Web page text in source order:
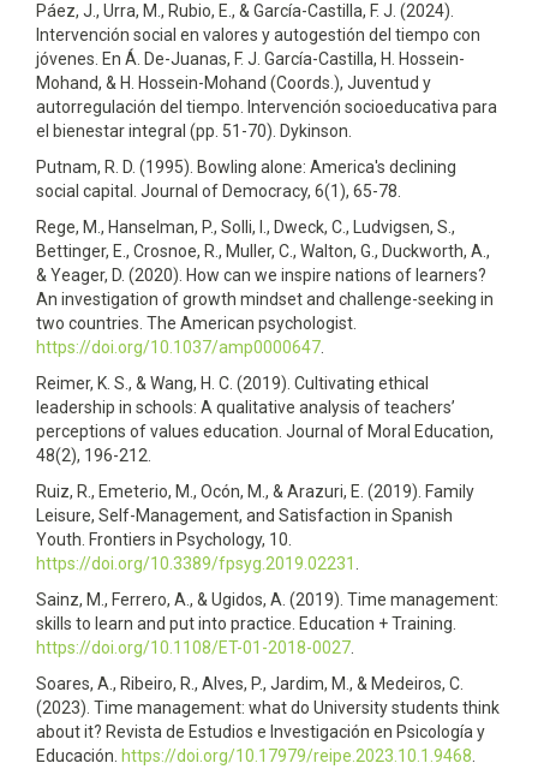
Páez, J., Urra, M., Rubio, E., & García-Castilla, F. J. (2024).
Intervención social en valores y autogestión del tiempo con
jóvenes. En Á. De-Juanas, F. J. García-Castilla, H. Hossein-
Mohand, & H. Hossein-Mohand (Coords.), Juventud y
autorregulación del tiempo. Intervención socioeducativa para
el bienestar integral (pp. 51-70). Dykinson.
Putnam, R. D. (1995). Bowling alone: America's declining
social capital. Journal of Democracy, 6(1), 65-78.
Rege, M., Hanselman, P., Solli, I., Dweck, C., Ludvigsen, S.,
Bettinger, E., Crosnoe, R., Muller, C., Walton, G., Duckworth, A.,
& Yeager, D. (2020). How can we inspire nations of learners?
An investigation of growth mindset and challenge-seeking in
two countries. The American psychologist.
https://doi.org/10.1037/amp0000647
Reimer, K. S., & Wang, H. C. (2019). Cultivating ethical
leadership in schools: A qualitative analysis of teachers’
perceptions of values education. Journal of Moral Education,
48(2), 196-212.
Ruiz, R., Emeterio, M., Ocón, M., & Arazuri, E. (2019). Family
Leisure, Self-Management, and Satisfaction in Spanish
Youth. Frontiers in Psychology, 10.
https://doi.org/10.3389/fpsyg.2019.02231
Sainz, M., Ferrero, A., & Ugidos, A. (2019). Time management:
skills to learn and put into practice. Education + Training.
https://doi.org/10.1108/ET-01-2018-0027
Soares, A., Ribeiro, R., Alves, P., Jardim, M., & Medeiros, C.
(2023). Time management: what do University students think
about it? Revista de Estudios e Investigación en Psicología y
Educación. https://doi.org/10.17979/reipe.2023.10.1.9468